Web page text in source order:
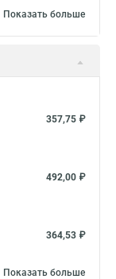
Показать больше
357,75 ₽
492,00 ₽
364,53 ₽
Показать больше